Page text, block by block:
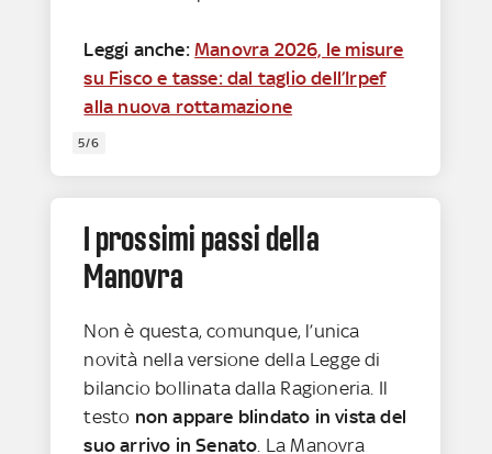
Leggi anche: Manovra 2026, le misure
su Fisco e tasse: dal taglio dell’Irpef
alla nuova rottamazione
5/6
I prossimi passi della
Manovra
Non è questa, comunque, l’unica
novità nella versione della Legge di
bilancio bollinata dalla Ragioneria. Il
testo non appare blindato in vista del
suo arrivo in Senato . La Manovra